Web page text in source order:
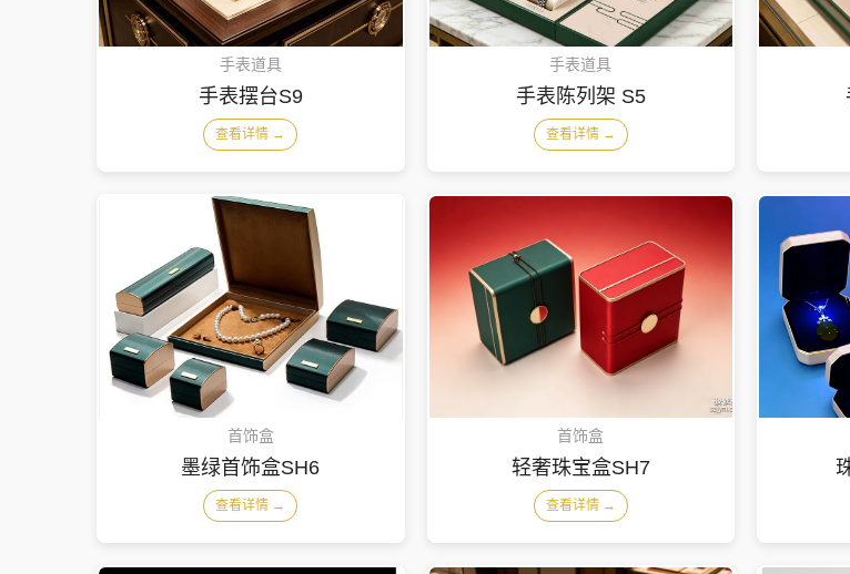
手表道具
手表摆台S9
查看详情 →
手表道具
手表陈列架 S5
查看详情 →
首饰盒
墨绿首饰盒SH6
查看详情 →
首饰盒
轻奢珠宝盒SH7
查看详情 →